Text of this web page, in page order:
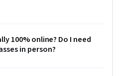
100% online? Do I need
in person?